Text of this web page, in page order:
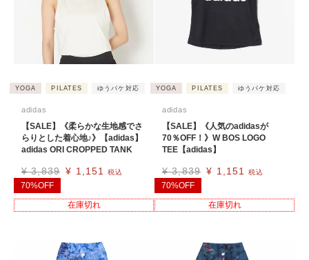
YOGA PILATES ゆうパケ対応
adidas
【SALE】《柔らかな生地感でさ
らりとした着心地♪》【adidas】
adidas ORI CROPPED TANK
¥ 3,839 ¥ 1,151 税込
70%OFF
在庫切れ
YOGA PILATES ゆうパケ対応
adidas
【SALE】《人気のadidasが
70％OFF！》W BOS LOGO
TEE【adidas】
¥ 3,839 ¥ 1,151 税込
70%OFF
在庫切れ